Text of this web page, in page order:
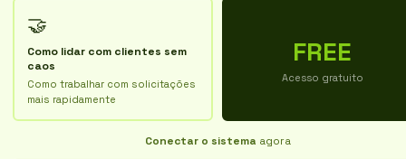
🤝
Como lidar com clientes sem
caos
Como trabalhar com solicitações
mais rapidamente
FREE
Acesso gratuito
Conectar o sistema agora